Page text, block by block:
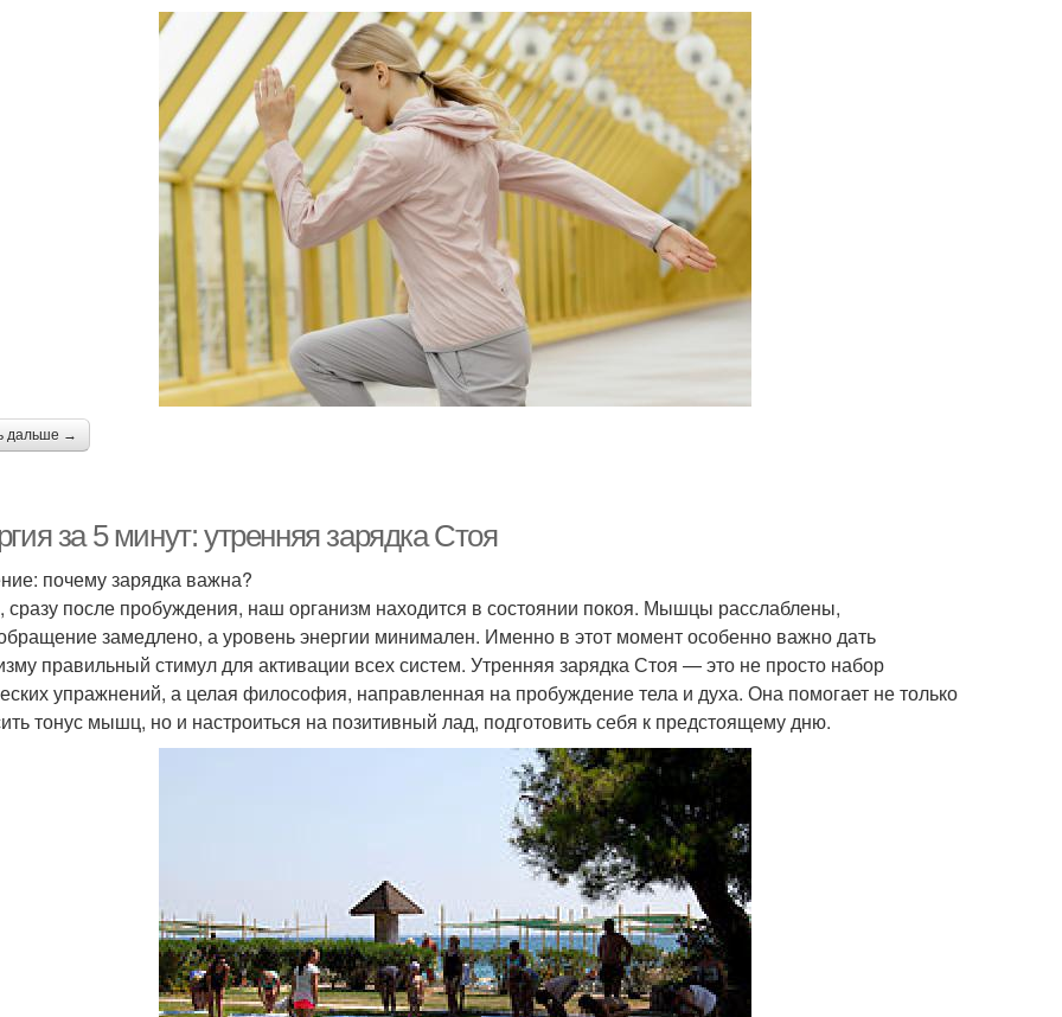
дальше →
за 5 минут: утренняя зарядка Стоя
почему зарядка важна?
сразу после пробуждения, наш организм находится в состоянии покоя. Мышцы расслаблены,
замедлено, а уровень энергии минимален. Именно в этот момент особенно важно дать
правильный стимул для активации всех систем. Утренняя зарядка Стоя — это не просто набор
упражнений, а целая философия, направленная на пробуждение тела и духа. Она помогает не только
тонус мышц, но и настроиться на позитивный лад, подготовить себя к предстоящему дню.